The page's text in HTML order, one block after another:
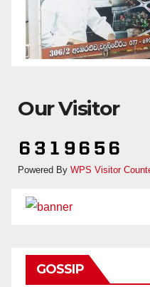
Our Visitor
Powered By WPS Visitor
GOSSIP